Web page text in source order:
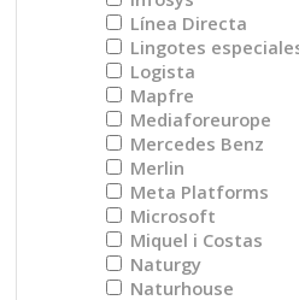
Línea Directa
Lingotes
Logista
Mapfre
Mediaforeurope
Mercedes Benz
Merlin
Meta Platforms
Microsoft
Miquel i Costas
Naturgy
Naturhouse